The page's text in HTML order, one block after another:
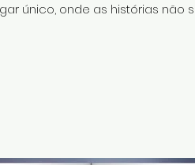
único, onde as histórias